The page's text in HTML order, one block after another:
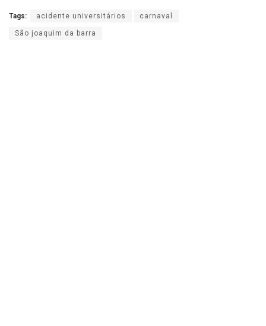
Tags: acidente universitários carnaval
São joaquim da barra